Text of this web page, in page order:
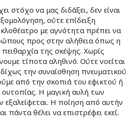
στόχο να μας διδάξει, δεν είναι
ούτε επίδειξη
με αγνότητα πρέπει να
προς στην αλήθεια όπως η
της σκέψης. Χωρίς
τίποτα αληθινό. Ούτε νοείται
την συναίσθηση πνευματικού
από την σκοπιά του εφικτού ή
Η μαγική αυλή των
εξαλείφεται. Η ποίηση από αυτήν
πάντα θέλει να επιστρέφει εκεί.